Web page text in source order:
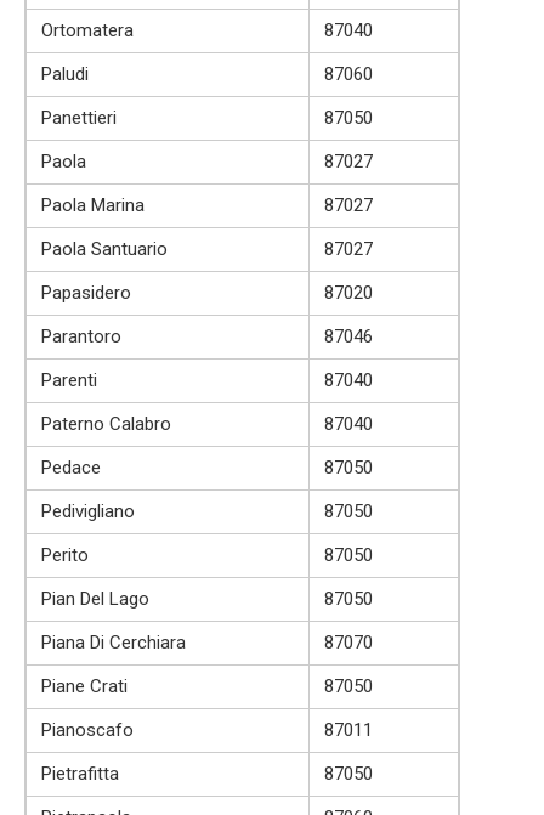
Ortomatera
87040
Paludi
87060
Panettieri
87050
Paola
87027
Paola Marina
87027
Paola Santuario
87027
Papasidero
87020
Parantoro
87046
Parenti
87040
Paterno Calabro
87040
Pedace
87050
Pedivigliano
87050
Perito
87050
Pian Del Lago
87050
Piana Di Cerchiara
87070
Piane Crati
87050
Pianoscafo
87011
Pietrafitta
87050